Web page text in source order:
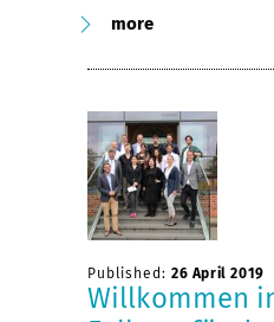
more
Published: 26 April 2019
Willkommen